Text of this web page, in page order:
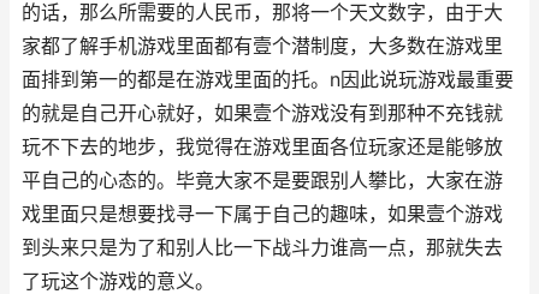
的话，那么所需要的人民币，那将一个天文数字，由于大
家都了解手机游戏里面都有壹个潜制度，大多数在游戏里
面排到第一的都是在游戏里面的托。n因此说玩游戏最重要
的就是自己开心就好，如果壹个游戏没有到那种不充钱就
玩不下去的地步，我觉得在游戏里面各位玩家还是能够放
平自己的心态的。毕竟大家不是要跟别人攀比，大家在游
戏里面只是想要找寻一下属于自己的趣味，如果壹个游戏
到头来只是为了和别人比一下战斗力谁高一点，那就失去
了玩这个游戏的意义。